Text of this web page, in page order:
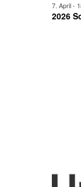
2026
7. April-